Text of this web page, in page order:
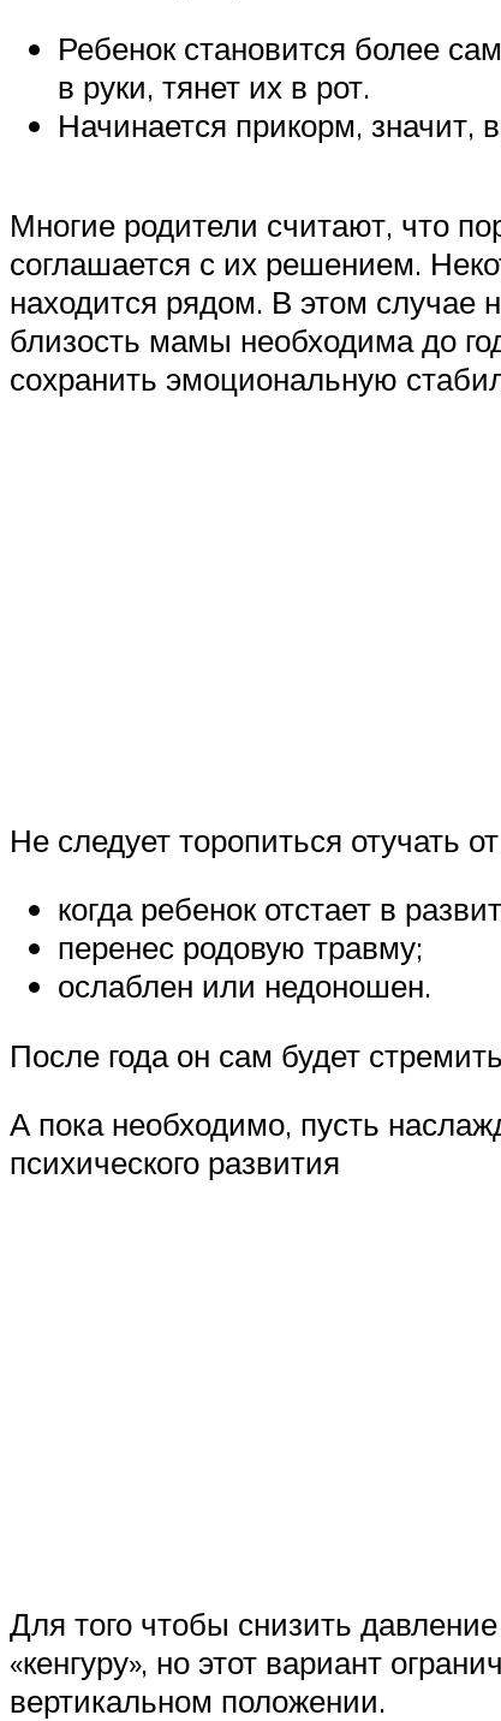
Ребенок становится более
в руки, тянет их в рот.
Начинается прикорм, значит,
Многие родители считают, что
соглашается с их решением.
находится рядом. В этом случае
близость мамы необходима до
сохранить эмоциональную
Не следует торопиться отучать
когда ребенок отстает в
перенес родовую травму;
ослаблен или недоношен.
После года он сам будет
А пока необходимо, пусть
психического развития
Для того чтобы снизить
«кенгуру», но этот вариант
вертикальном положении.